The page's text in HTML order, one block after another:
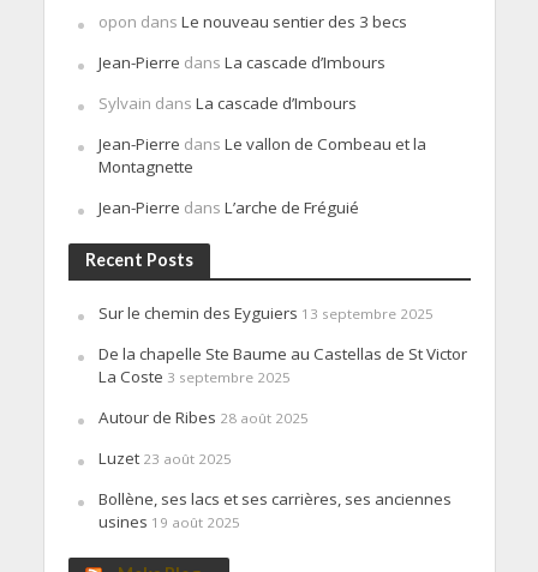
opon dans Le nouveau sentier des 3 becs
Jean-Pierre dans La cascade d’Imbours
Sylvain dans La cascade d’Imbours
Jean-Pierre dans Le vallon de Combeau et la
Montagnette
Jean-Pierre dans L’arche de Fréguié
Recent Posts
Sur le chemin des Eyguiers 13 septembre 2025
De la chapelle Ste Baume au Castellas de St Victor
La Coste 3 septembre 2025
Autour de Ribes 28 août 2025
Luzet 23 août 2025
Bollène, ses lacs et ses carrières, ses anciennes
usines 19 août 2025